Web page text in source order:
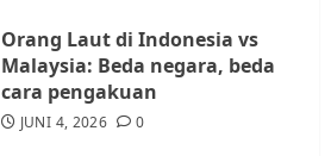
Tim Advokasi Desak BP Batam
Berhenti Merampas Tanah
Orang Laut di Indonesia vs
Malaysia: Beda negara, beda
cara pengakuan
JUNI 4, 2026 0